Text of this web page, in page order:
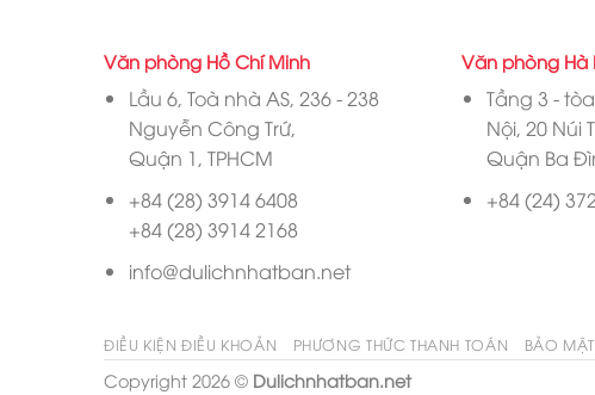
Văn phòng Hồ Chí Minh
Lầu 6, Toà nhà AS, 236 - 238
Nguyễn Công Trứ,
Quận 1, TPHCM
+84 (28) 3914 6408
+84 (28) 3914 2168
info@dulichnhatban.net
Văn phòng Hà
Tầng 3 -
Nội, 20 Núi
Quận Ba
+84 (24)
ĐIỀU KIỆN ĐIỀU KHOẢN PHƯƠNG THỨC THANH TOÁN BẢO
Copyright 2026 © Dulichnhatban.net